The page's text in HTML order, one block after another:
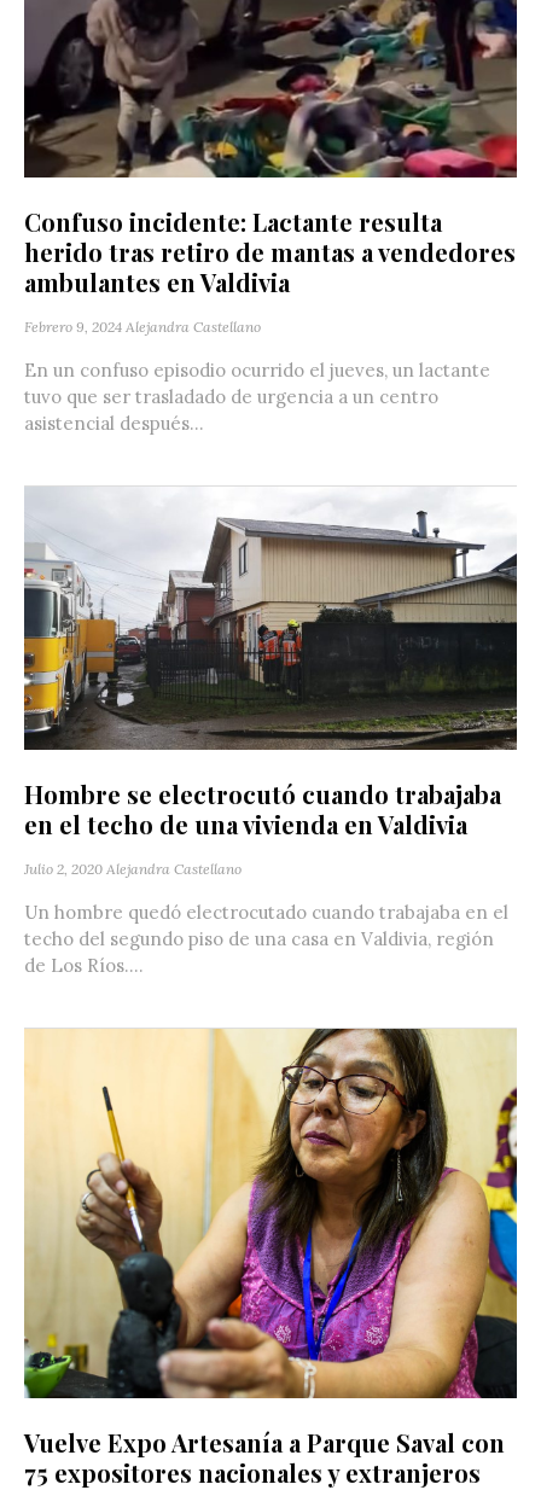
Confuso incidente: Lactante resulta
herido tras retiro de mantas a vendedores
ambulantes en Valdivia
Febrero 9, 2024 Alejandra Castellano
En un confuso episodio ocurrido el jueves, un lactante
tuvo que ser trasladado de urgencia a un centro
asistencial después...
Hombre se electrocutó cuando trabajaba
en el techo de una vivienda en Valdivia
Julio 2, 2020 Alejandra Castellano
Un hombre quedó electrocutado cuando trabajaba en el
techo del segundo piso de una casa en Valdivia, región
de Los Ríos....
Vuelve Expo Artesanía a Parque Saval con
75 expositores nacionales y extranjeros